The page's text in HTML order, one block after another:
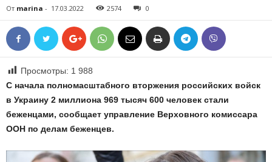
От marina - 17.03.2022 2574 0
Просмотры: 1 988
С начала полномасштабного вторжения российских войск
в Украину 2 миллиона 969 тысяч 600 человек стали
беженцами, сообщает управление Верховного комиссара
ООН по делам беженцев.